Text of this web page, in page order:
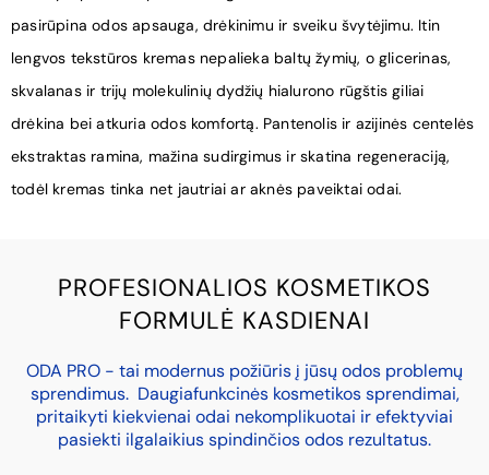
pasirūpina odos apsauga, drėkinimu ir sveiku švytėjimu. Itin
lengvos tekstūros kremas nepalieka baltų žymių, o glicerinas,
skvalanas ir trijų molekulinių dydžių hialurono rūgštis giliai
drėkina bei atkuria odos komfortą. Pantenolis ir azijinės centelės
ekstraktas ramina, mažina sudirgimus ir skatina regeneraciją,
todėl kremas tinka net jautriai ar aknės paveiktai odai.
PROFESIONALIOS KOSMETIKOS
FORMULĖ KASDIENAI
ODA PRO - tai modernus požiūris į jūsų odos problemų
sprendimus. Daugiafunkcinės kosmetikos sprendimai,
pritaikyti kiekvienai odai nekomplikuotai ir efektyviai
pasiekti ilgalaikius spindinčios odos rezultatus.